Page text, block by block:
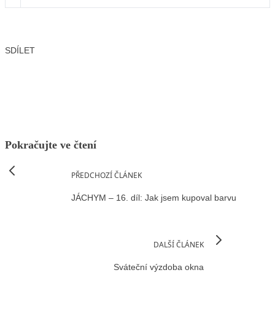
SDÍLET
Pokračujte ve čtení
PŘEDCHOZÍ ČLÁNEK
JÁCHYM – 16. díl: Jak jsem kupoval barvu
DALŠÍ ČLÁNEK
Sváteční výzdoba okna